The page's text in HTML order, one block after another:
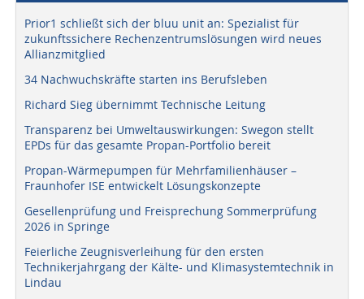
Prior1 schließt sich der bluu unit an: Spezialist für
zukunftssichere Rechenzentrumslösungen wird neues
Allianzmitglied
34 Nachwuchskräfte starten ins Berufsleben
Richard Sieg übernimmt Technische Leitung
Transparenz bei Umweltauswirkungen: Swegon stellt
EPDs für das gesamte Propan-Portfolio bereit
Propan-Wärmepumpen für Mehrfamilienhäuser –
Fraunhofer ISE entwickelt Lösungskonzepte
Gesellenprüfung und Freisprechung Sommerprüfung
2026 in Springe
Feierliche Zeugnisverleihung für den ersten
Technikerjahrgang der Kälte- und Klimasystemtechnik in
Lindau